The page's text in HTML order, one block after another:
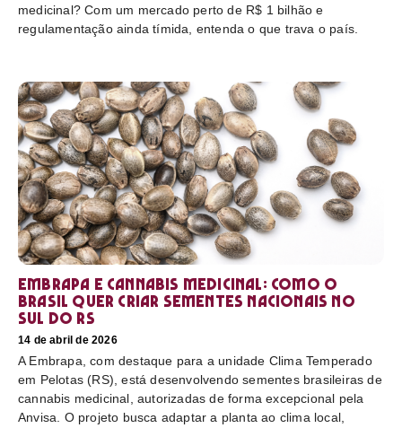
medicinal? Com um mercado perto de R$ 1 bilhão e
regulamentação ainda tímida, entenda o que trava o país.
Embrapa e cannabis medicinal: como o
Brasil quer criar sementes nacionais no
sul do RS
14 de abril de 2026
A Embrapa, com destaque para a unidade Clima Temperado
em Pelotas (RS), está desenvolvendo sementes brasileiras de
cannabis medicinal, autorizadas de forma excepcional pela
Anvisa. O projeto busca adaptar a planta ao clima local,